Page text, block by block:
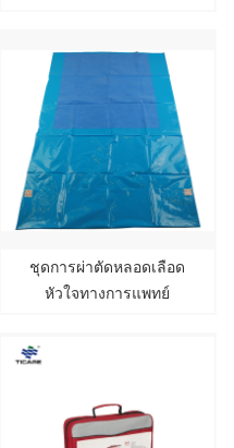
ชุดการผ่าตัดหลอดเลือด
หัวใจทางการแพทย์